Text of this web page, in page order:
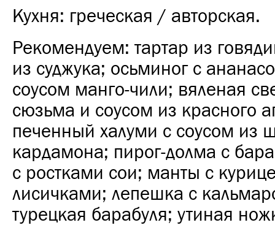
Кухня: греческая / авторская.
Рекомендуем: тартар из
из суджука; осьминог с
соусом манго-чили; вяленая
сюзьма и соусом из красного
печенный халуми с соусом из
кардамона; пирог-долма с
с ростками сои; манты с
лисичками; лепешка с
турецкая барабуля; утиная